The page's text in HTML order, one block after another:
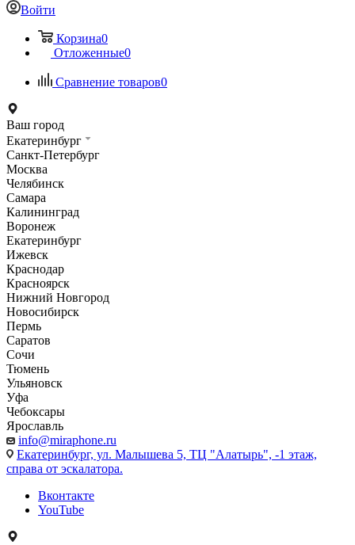
Войти
Корзина0
Отложенные0
Сравнение товаров0
Ваш город
Екатеринбург
Санкт-Петербург
Москва
Челябинск
Самара
Калининград
Воронеж
Екатеринбург
Ижевск
Краснодар
Красноярск
Нижний Новгород
Новосибирск
Пермь
Саратов
Сочи
Тюмень
Ульяновск
Уфа
Чебоксары
Ярославль
info@miraphone.ru
Екатеринбург, ул. Малышева 5, ТЦ "Алатырь", -1 этаж,
справа от эскалатора.
Вконтакте
YouTube